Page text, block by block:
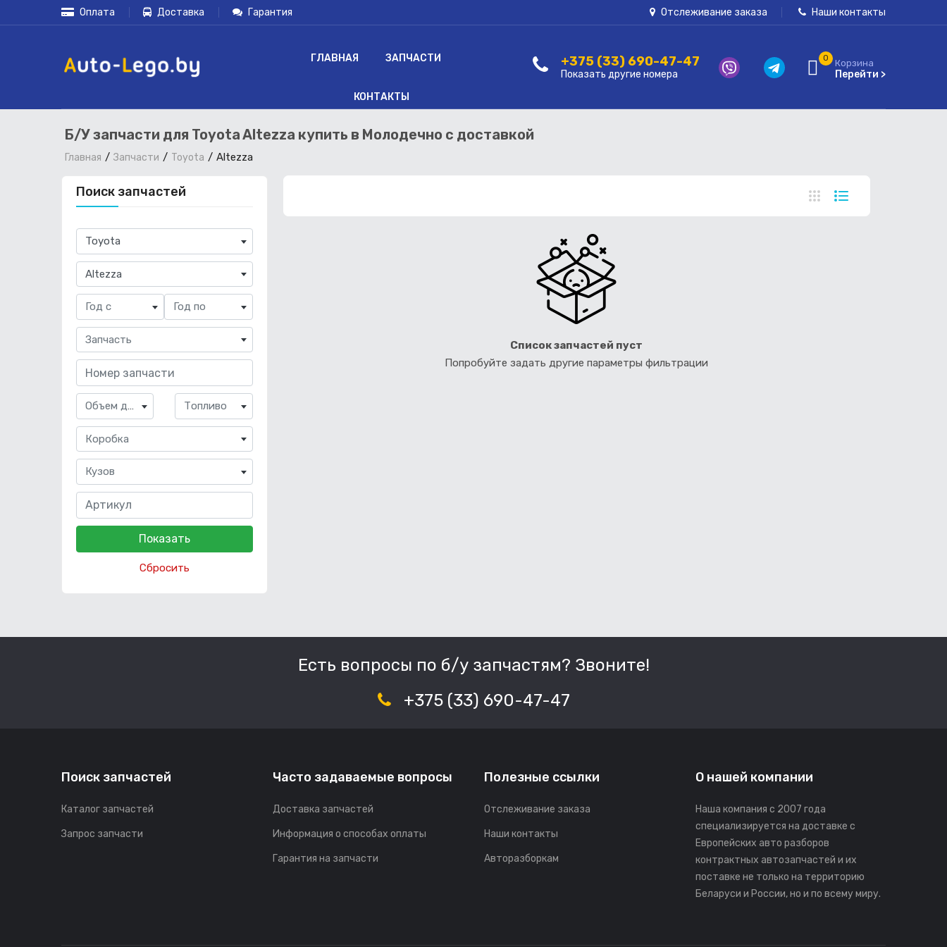
Оплата Доставка Гарантия Отслеживание заказа Наши контакты
ГЛАВНАЯ ЗАПЧАСТИ
КОНТАКТЫ
+375 (33) 690-47-47
Показать другие номера
0 Корзина
Перейти >
Б/У запчасти для Toyota Altezza купить в Молодечно с доставкой
Главная Запчасти Toyota Altezza
Поиск запчастей
×
Toyota
×
Altezza
Год с Год по
Запчасть
Объем двигателя Топливо
Коробка
Кузов
Сбросить
Список запчастей пуст
Попробуйте задать другие параметры фильтрации
Есть вопросы по б/у запчастям? Звоните!
+375 (33) 690-47-47
Поиск запчастей
Каталог запчастей
Запрос запчасти
Часто задаваемые вопросы
Доставка запчастей
Информация о способах оплаты
Гарантия на запчасти
Полезные ссылки
Отслеживание заказа
Наши контакты
Авторазборкам
О нашей компании
Наша компания с 2007 года
специализируется на доставке с
Европейских авто разборов
контрактных автозапчастей и их
поставке не только на территорию
Беларуси и России, но и по всему миру.